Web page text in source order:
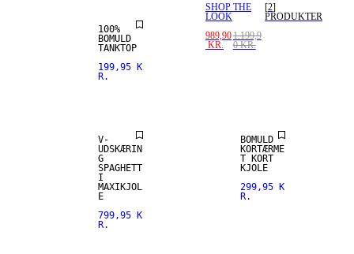
100%
BOMULD
TANKTOP
199,95 K
R.
SHOP THE
LOOK
989,90
KR.
1.199,9
0 KR.
[2]
PRODUKTER
V-
UDSKÆRIN
G
SPAGHETT
I
MAXIKJOL
E
799,95 K
R.
BOMULD
KORTÆRME
T KORT
KJOLE
299,95 K
R.